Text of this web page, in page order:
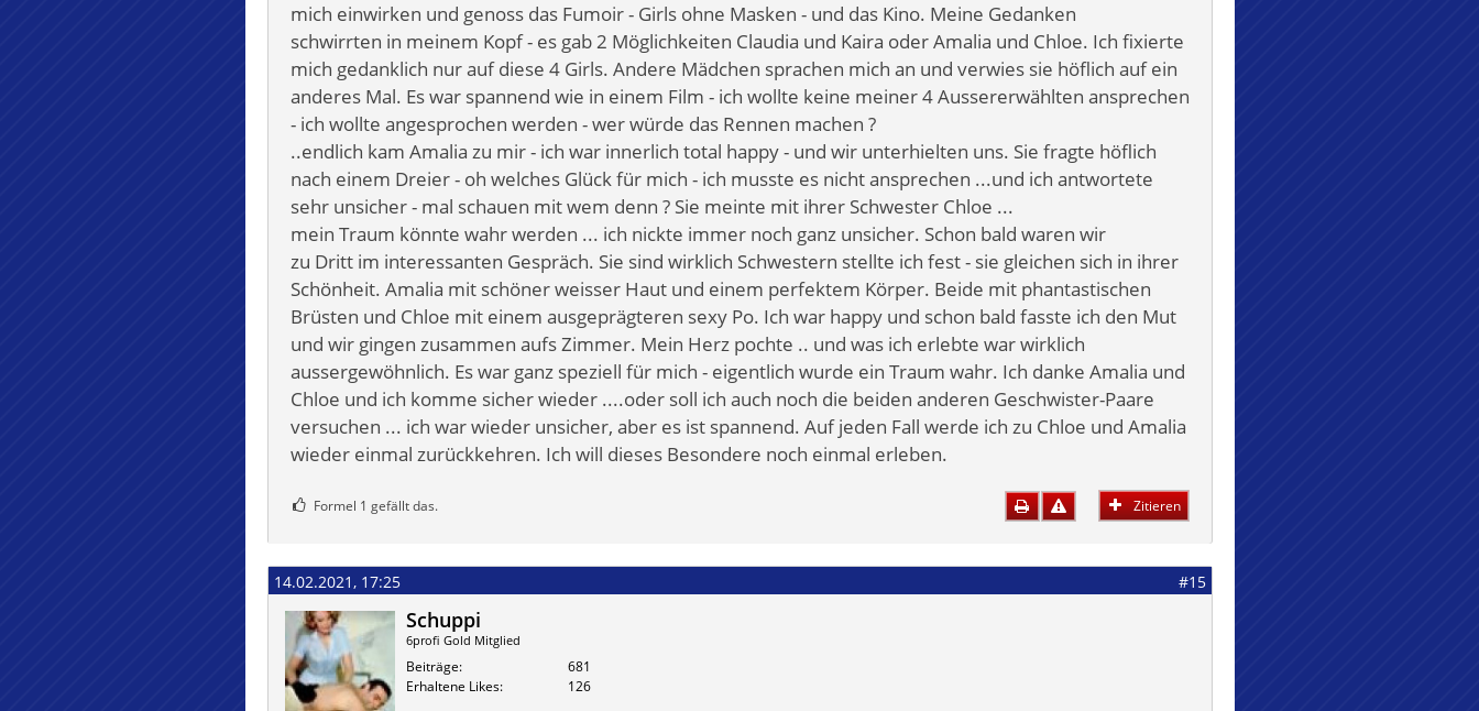
mich einwirken und genoss das Fumoir - Girls ohne Masken - und das Kino. Meine Gedanken
schwirrten in meinem Kopf - es gab 2 Möglichkeiten Claudia und Kaira oder Amalia und Chloe. Ich fixierte
mich gedanklich nur auf diese 4 Girls. Andere Mädchen sprachen mich an und verwies sie höflich auf ein
anderes Mal. Es war spannend wie in einem Film - ich wollte keine meiner 4 Aussererwählten ansprechen
- ich wollte angesprochen werden - wer würde das Rennen machen ?
..endlich kam Amalia zu mir - ich war innerlich total happy - und wir unterhielten uns. Sie fragte höflich
nach einem Dreier - oh welches Glück für mich - ich musste es nicht ansprechen ...und ich antwortete
sehr unsicher - mal schauen mit wem denn ? Sie meinte mit ihrer Schwester Chloe ...
mein Traum könnte wahr werden ... ich nickte immer noch ganz unsicher. Schon bald waren wir
zu Dritt im interessanten Gespräch. Sie sind wirklich Schwestern stellte ich fest - sie gleichen sich in ihrer
Schönheit. Amalia mit schöner weisser Haut und einem perfektem Körper. Beide mit phantastischen
Brüsten und Chloe mit einem ausgeprägteren sexy Po. Ich war happy und schon bald fasste ich den Mut
und wir gingen zusammen aufs Zimmer. Mein Herz pochte .. und was ich erlebte war wirklich
aussergewöhnlich. Es war ganz speziell für mich - eigentlich wurde ein Traum wahr. Ich danke Amalia und
Chloe und ich komme sicher wieder ....oder soll ich auch noch die beiden anderen Geschwister-Paare
versuchen ... ich war wieder unsicher, aber es ist spannend. Auf jeden Fall werde ich zu Chloe und Amalia
wieder einmal zurückkehren. Ich will dieses Besondere noch einmal erleben.
Formel 1 gefällt das. Zitieren
14.02.2021, 17:25 #15
Schuppi
6profi Gold Mitglied
Beiträge
681
Erhaltene Likes
126